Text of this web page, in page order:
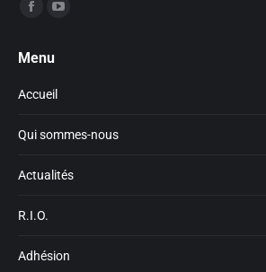
Trouvez nous sur :
opens
window
in
window
Menu
Accueil
Qui sommes-nous
Actualités
R.I.O.
Adhésion